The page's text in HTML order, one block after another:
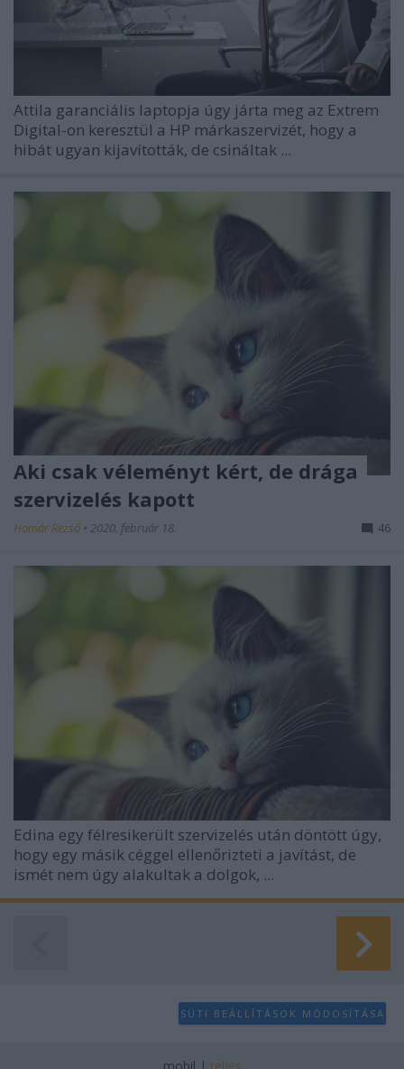
Attila garanciális laptopja úgy járta meg az Extrem
Digital-on keresztül a HP márkaszervizét, hogy a
hibát ugyan kijavították, de csináltak ...
Aki csak véleményt kért, de drága
szervizelés kapott
Homár Rezső • 2020. február 18. 46
Edina egy félresikerült szervizelés után döntött úgy,
hogy egy másik céggel ellenőrizteti a javítást, de
ismét nem úgy alakultak a dolgok, ...
SÜTI BEÁLLÍTÁSOK MÓDOSÍTÁSA